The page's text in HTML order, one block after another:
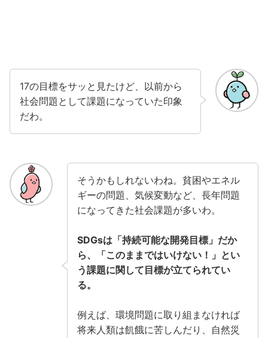
17の目標をサッと見たけど、以前から
社会問題として課題になっていた印象
だわ。
そうかもしれないわね。貧困やエネル
ギーの問題、気候変動など、長年問題
になってきた社会課題が多いわ。
SDGsは「持続可能な開発目標」だか
ら、「このままではいけない！」とい
う課題に関して目標が立てられてい
る。
例えば、環境問題に取り組まなければ
将来人類は飢餓に苦しんだり、自然災